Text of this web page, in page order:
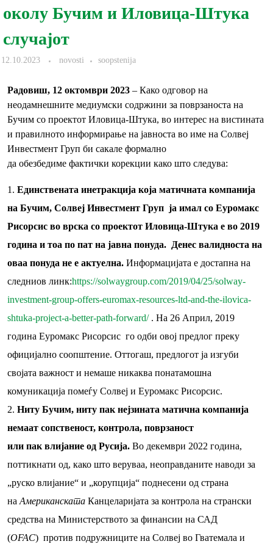
околу Бучим и Иловица-Штука
случајот
12.10.2023 novosti soopstenija
Радовиш, 12 октомври 2023 – Како одговор на
неодамнешните медиумски содржини за поврзаноста на
Бучим со проектот Иловица-Штука, во интерес на вистината
и правилното информирање на јавноста во име на Солвеј
Инвестмент Груп би сакале формално
да обезбедиме фактички корекции како што следува:
Единствената инетракција која матичната компанија
на Бучим, Солвеј Инвестмент Груп ја имал со Еуромакс
Рисорсис во врска со проектот Иловица-Штука е во 2019
година и тоа по пат на јавна понуда. Денес валидноста на
оваа понуда не е актуелна. Информацијата е достапна на
следниов линк:https://solwaygroup.com/2019/04/25/solway-
investment-group-offers-euromax-resources-ltd-and-the-ilovica-
shtuka-project-a-better-path-forward/. На 26 Април, 2019
година Еуромакс Рисорсис го одби овој предлог преку
официјално соопштение. Оттогаш, предлогот ја изгуби
својата важност и немаше никаква понатамошна
комуникација помеѓу Солвеј и Еуромакс Рисорсис.
Ниту Бучим, ниту пак нејзината матична компанија
немаат сопственост, контрола, поврзаност
или пак влијание од Русија. Во декември 2022 година,
поттикнати од, како што веруваа, неоправданите наводи за
„руско влијание“ и „корупција“ поднесени од страна
наАмериканската Канцеларијата за контрола на странски
средства на Министерството за финансии на САД
(OFAC) против подружниците на Солвеј во Гватемала и